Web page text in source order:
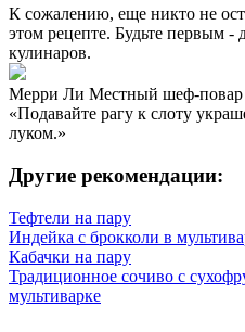
К сожалению, еще никто не
этом рецепте. Будьте первым -
кулинаров.
Мерри Ли Местный шеф-повар
«Подавайте рагу к слоту
луком.»
Другие рекомендации:
Тефтели на пару
Индейка с брокколи в
Кабачки на пару
Традиционное сочиво с
мультиварке